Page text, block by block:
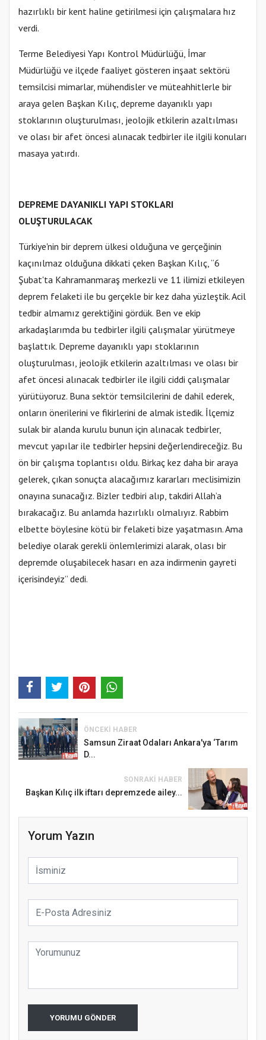
hazırlıklı bir kent haline getirilmesi için çalışmalara hız
verdi.
Terme Belediyesi Yapı Kontrol Müdürlüğü, İmar
Müdürlüğü ve ilçede faaliyet gösteren inşaat sektörü
temsilcisi mimarlar, mühendisler ve müteahhitlerle bir
araya gelen Başkan Kılıç, depreme dayanıklı yapı
stoklarının oluşturulması, jeolojik etkilerin azaltılması
ve olası bir afet öncesi alınacak tedbirler ile ilgili konuları
masaya yatırdı.
DEPREME DAYANIKLI YAPI STOKLARI
OLUŞTURULACAK
Türkiye'nin bir deprem ülkesi olduğuna ve gerçeğinin
kaçınılmaz olduğuna dikkati çeken Başkan Kılıç, “6
Şubat'ta Kahramanmaraş merkezli ve 11 ilimizi etkileyen
deprem felaketi ile bu gerçekle bir kez daha yüzleştik. Acil
tedbir almamız gerektiğini gördük. Ben ve ekip
arkadaşlarımda bu tedbirler ilgili çalışmalar yürütmeye
başlattık. Depreme dayanıklı yapı stoklarının
oluşturulması, jeolojik etkilerin azaltılması ve olası bir
afet öncesi alınacak tedbirler ile ilgili ciddi çalışmalar
yürütüyoruz. Buna sektör temsilcilerini de dahil ederek,
onların önerilerini ve fikirlerini de almak istedik. İlçemiz
sulak bir alanda kurulu bunun için alınacak tedbirler,
mevcut yapılar ile tedbirler hepsini değerlendireceğiz. Bu
ön bir çalışma toplantısı oldu. Birkaç kez daha bir araya
gelerek, çıkan sonuçta alacağımız kararları meclisimizin
onayına sunacağız. Bizler tedbiri alıp, takdiri Allah’a
bırakacağız. Bu anlamda hazırlıklı olmalıyız. Rabbim
elbette böylesine kötü bir felaketi bize yaşatmasın. Ama
belediye olarak gerekli önlemlerimizi alarak, olası bir
depremde oluşabilecek hasarı en aza indirmenin gayreti
içerisindeyiz” dedi.
ÖNCEKI HABER
Samsun Ziraat Odaları Ankara'ya ‘Tarım
D...
SONRAKI HABER
Başkan Kılıç ilk iftarı depremzede ailey...
Yorum Yazın
YORUMU GÖNDER